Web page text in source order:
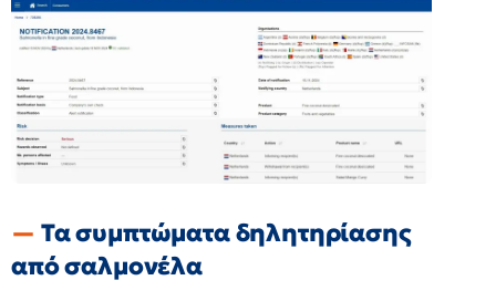
Τα συμπτώματα δηλητηρίασης
από σαλμονέλα